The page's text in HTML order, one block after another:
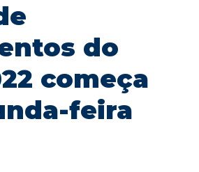
do
começa
feira